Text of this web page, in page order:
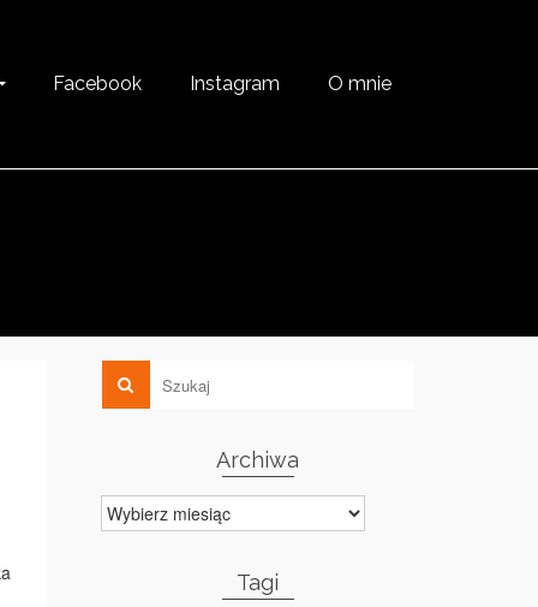
Facebook Instagram O mnie
Archiwa
Archiwa
Tagi